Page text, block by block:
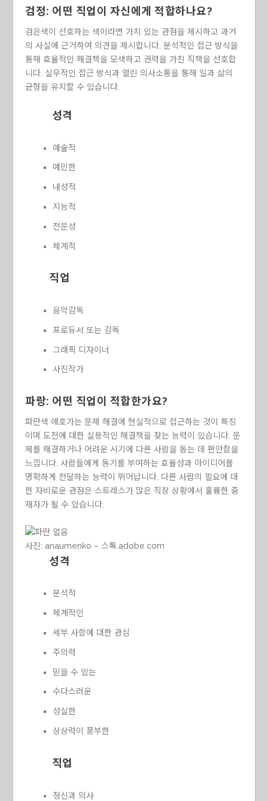
검정: 어떤 직업이 자신에게 적합하나요?
검은색이 선호하는 색이라면 가치 있는 관점을 제시하고 과거
의 사실에 근거하여 의견을 제시합니다. 분석적인 접근 방식을
통해 효율적인 해결책을 모색하고 권력을 가진 직책을 선호합
니다. 실무적인 접근 방식과 열린 의사소통을 통해 일과 삶의
균형을 유지할 수 있습니다.
성격
예술적
예민한
내성적
지능적
전문성
체계적
직업
음악감독
프로듀서 또는 감독
그래픽 디자이너
사진작가
파랑: 어떤 직업이 적합한가요?
파란색 애호가는 문제 해결에 현실적으로 접근하는 것이 특징
이며 도전에 대한 실용적인 해결책을 찾는 능력이 있습니다. 문
제를 해결하거나 어려운 시기에 다른 사람을 돕는 데 편안함을
느낍니다. 사람들에게 동기를 부여하는 효율성과 아이디어를
명확하게 전달하는 능력이 뛰어납니다. 다른 사람의 필요에 대
한 자비로운 관점은 스트레스가 많은 직장 상황에서 훌륭한 중
재자가 될 수 있습니다.
사진: anaumenko – 스톡.adobe.com
성격
분석적
체계적인
세부 사항에 대한 관심
주의력
믿을 수 있는
수다스러운
성실한
상상력이 풍부한
직업
정신과 의사